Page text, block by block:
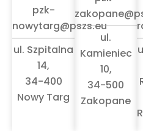
pzk-
nowytarg@pszs.eu
ul. Szpitalna
14,
34-400
Nowy Targ
ul.
Kamieniec
10,
34-500
Zakopane